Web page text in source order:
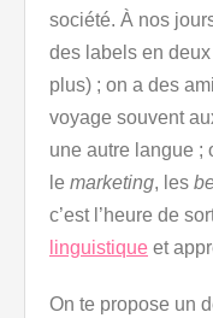
société. À nos
des labels en
plus) ; on a des
voyage souvent
une autre langue ;
le marketing, les
c’est l’heure de
linguistique et
On te propose un